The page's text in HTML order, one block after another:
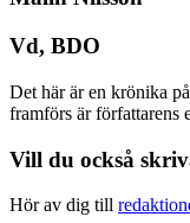
Vd, BDO
Det här är en krönika
framförs är författarens
Vill du också
Hör av dig till